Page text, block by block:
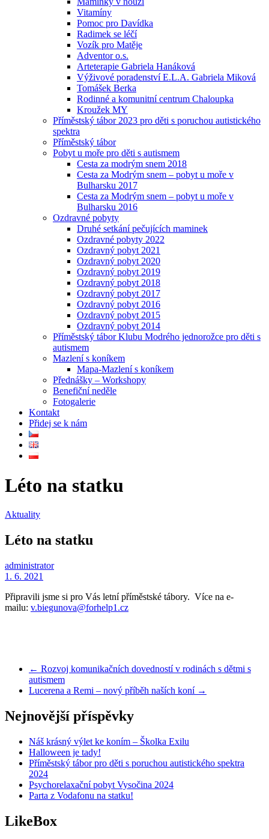
Vitamíny
Pomoc pro Davídka
Radimek se léčí
Vozík pro Matěje
Adventor o.s.
Arteterapie Gabriela Hanáková
Výživové poradenství E.L.A. Gabriela Miková
Tomášek Berka
Rodinné a komunitní centrum Chaloupka
Kroužek MY
Příměstský tábor 2023 pro děti s poruchou autistického
spektra
Příměstský tábor
Pobyt u moře pro děti s autismem
Cesta za modrým snem 2018
Cesta za Modrým snem – pobyt u moře v
Bulharsku 2017
Cesta za Modrým snem – pobyt u moře v
Bulharsku 2016
Ozdravné pobyty
Druhé setkání pečujících maminek
Ozdravné pobyty 2022
Ozdravný pobyt 2021
Ozdravný pobyt 2020
Ozdravný pobyt 2019
Ozdravný pobyt 2018
Ozdravný pobyt 2017
Ozdravný pobyt 2016
Ozdravný pobyt 2015
Ozdravný pobyt 2014
Příměstský tábor Klubu Modrého jednorožce pro děti s
autismem
Mazlení s koníkem
Mapa-Mazlení s koníkem
Přednášky – Workshopy
Benefiční neděle
Fotogalerie
Kontakt
Přidej se k nám
Léto na statku
Aktuality
Léto na statku
administrator
1. 6. 2021
Připravili jsme si pro Vás letní příměstské tábory. Více na e-
mailu: v.biegunova@forhelp1.cz
← Rozvoj komunikačních dovedností v rodinách s dětmi s
autismem
Lucerena a Remi – nový příběh naších koní →
Nejnovější příspěvky
Náš krásný výlet ke koním – Školka Exilu
Halloween je tady!
Příměstský tábor pro děti s poruchou autistického spektra
2024
Psychorelaxační pobyt Vysočina 2024
Parta z Vodafonu na statku!
LikeBox